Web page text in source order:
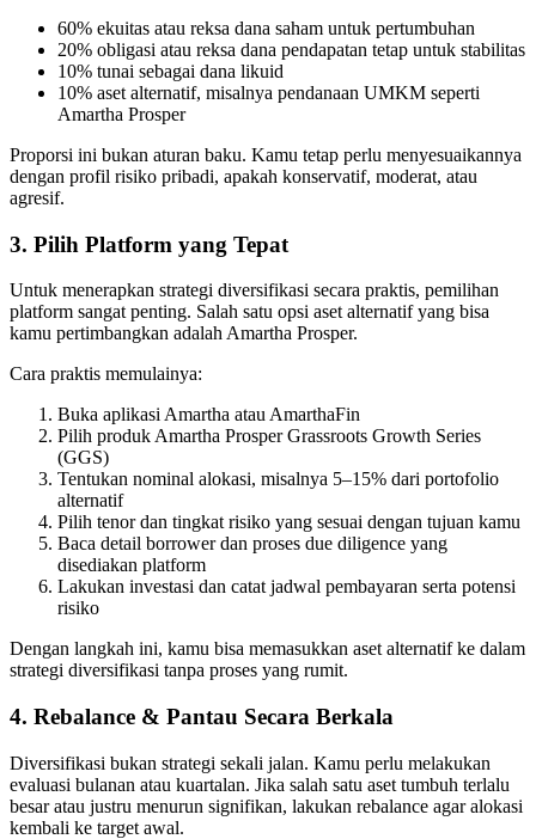
60% ekuitas atau reksa dana saham untuk pertumbuhan
20% obligasi atau reksa dana pendapatan tetap untuk stabilitas
10% tunai sebagai dana likuid
10% aset alternatif, misalnya pendanaan UMKM seperti
Amartha Prosper
Proporsi ini bukan aturan baku. Kamu tetap perlu menyesuaikannya
dengan profil risiko pribadi, apakah konservatif, moderat, atau
agresif.
3. Pilih Platform yang Tepat
Untuk menerapkan strategi diversifikasi secara praktis, pemilihan
platform sangat penting. Salah satu opsi aset alternatif yang bisa
kamu pertimbangkan adalah Amartha Prosper.
Cara praktis memulainya:
Buka aplikasi Amartha atau AmarthaFin
Pilih produk Amartha Prosper Grassroots Growth Series
(GGS)
Tentukan nominal alokasi, misalnya 5–15% dari portofolio
alternatif
Pilih tenor dan tingkat risiko yang sesuai dengan tujuan kamu
Baca detail borrower dan proses due diligence yang
disediakan platform
Lakukan investasi dan catat jadwal pembayaran serta potensi
risiko
Dengan langkah ini, kamu bisa memasukkan aset alternatif ke dalam
strategi diversifikasi tanpa proses yang rumit.
4. Rebalance & Pantau Secara Berkala
Diversifikasi bukan strategi sekali jalan. Kamu perlu melakukan
evaluasi bulanan atau kuartalan. Jika salah satu aset tumbuh terlalu
besar atau justru menurun signifikan, lakukan rebalance agar alokasi
kembali ke target awal.